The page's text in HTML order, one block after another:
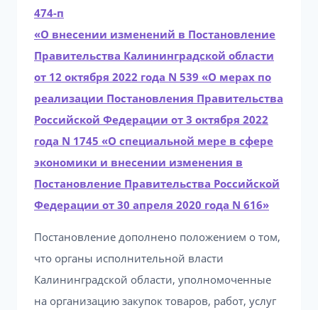
474-п
«О внесении изменений в Постановление
Правительства Калининградской области
от 12 октября 2022 года N 539 «О мерах по
реализации Постановления Правительства
Российской Федерации от 3 октября 2022
года N 1745 «О специальной мере в сфере
экономики и внесении изменения в
Постановление Правительства Российской
Федерации от 30 апреля 2020 года N 616»
Постановление дополнено положением о том,
что органы исполнительной власти
Калининградской области, уполномоченные
на организацию закупок товаров, работ, услуг